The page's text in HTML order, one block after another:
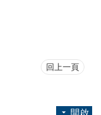
回上一頁
開啟